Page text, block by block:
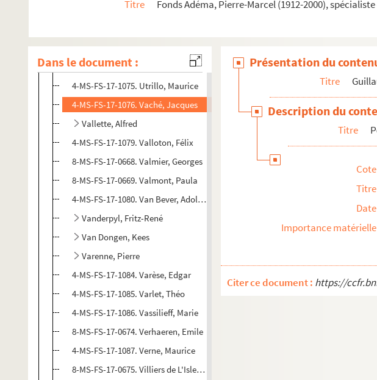
Titre
Fonds Adéma, Pierre-Marcel (1912-2000),
Dans le document :
4-MS-FS-17-1073. Turpin, Georges
4-MS-FS-17-1074. Tzara, Tristan
8-MS-FS-17-0666. Ungaretti, Giuseppe
4-MS-FS-17-1075. Utrillo, Maurice
4-MS-FS-17-1076. Vaché, Jacques
Vallette, Alfred
4-MS-FS-17-1079. Valloton, Félix
8-MS-FS-17-0668. Valmier, Georges
8-MS-FS-17-0669. Valmont, Paula
4-MS-FS-17-1080. Van Bever, Adolphe
Vanderpyl, Fritz-René
Van Dongen, Kees
Varenne, Pierre
4-MS-FS-17-1084. Varèse, Edgar
4-MS-FS-17-1085. Varlet, Théo
4-MS-FS-17-1086. Vassilieff, Marie
8-MS-FS-17-0674. Verhaeren, Emile
4-MS-FS-17-1087. Verne, Maurice
8-MS-FS-17-0675. Villiers de L'Isle-Adam, Auguste de
Présentation du
Titre
Description du
Titre
Cote
Titre
Date
Importance matérielle
Citer ce document : https://